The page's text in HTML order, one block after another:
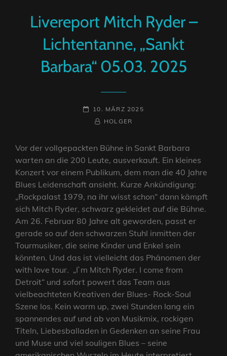
Livereport Mitch Ryder –
Lichtentanne, „Sankt
Barbara“ 05.03. 2025
POSTED-
10. MÄRZ 2025
BY
BYLINEHOLGER
Vor der vollgepackten Bühne in Sankt Barbara
warten an die 200 Leute, ausverkauft. Ein kleines
Konzert vor einem Publikum, dem man die 40 Jahre
Blues Leidenschaft ansieht. Kurze Ankündigung:
„Rockpalast 1979, na ihr wisst schon“ dann kämpft
sich Mitch Ryder, schwarz gekleidet auf die Bühne.
Am 26. Februar 80 Jahre alt geworden, passt er
gerade so auf den schwarzen Stuhl inmitten der
Tourmusiker, die seine Kinder und Enkel sein
könnten. Und das ist vielleicht das Phänomen der
with love tour. „I`m Mitch Ryder. I come from
Detroit“ und sofort powert das Team aus
vielbeachteten Kreativen der Blues- Rock-Soul
Szene los. Kein warm up, zwei Stunden lang ein
spannendes auf und ab von Musikmix, rockigen
Titeln, Liebesballaden in Gedenken an seine Frau
und Muse und viel souligen Blues – seine